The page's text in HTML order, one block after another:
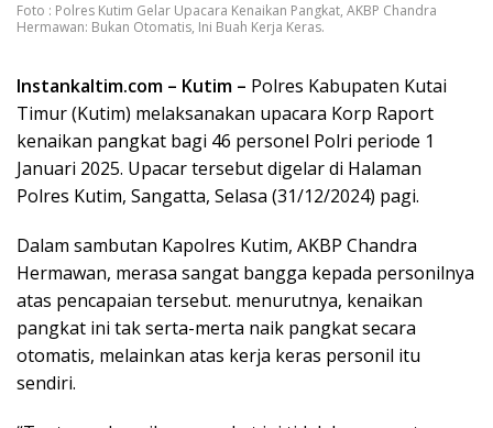
Foto : Polres Kutim Gelar Upacara Kenaikan Pangkat, AKBP Chandra
Hermawan: Bukan Otomatis, Ini Buah Kerja Keras.
Instankaltim.com – Kutim – Polres Kabupaten Kutai
Timur (Kutim) melaksanakan upacara Korp Raport
kenaikan pangkat bagi 46 personel Polri periode 1
Januari 2025. Upacar tersebut digelar di Halaman
Polres Kutim, Sangatta, Selasa (31/12/2024) pagi.
Dalam sambutan Kapolres Kutim, AKBP Chandra
Hermawan, merasa sangat bangga kepada personilnya
atas pencapaian tersebut. menurutnya, kenaikan
pangkat ini tak serta-merta naik pangkat secara
otomatis, melainkan atas kerja keras personil itu
sendiri.